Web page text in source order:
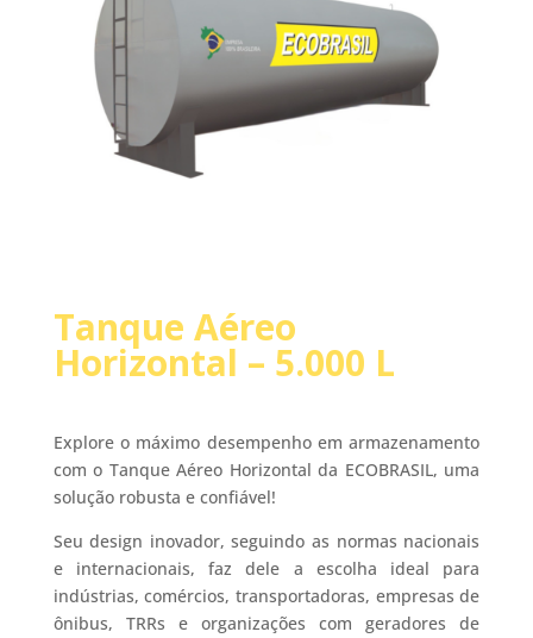
Tanque Aéreo
Horizontal – 5.000 L
Explore o máximo desempenho em armazenamento
com o Tanque Aéreo Horizontal da ECOBRASIL, uma
solução robusta e confiável!
Seu design inovador, seguindo as normas nacionais
e internacionais, faz dele a escolha ideal para
indústrias, comércios, transportadoras, empresas de
ônibus, TRRs e organizações com geradores de